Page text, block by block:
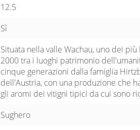
12.5
Sì
Situata nella valle Wachau, uno dei
2000 tra i luoghi patrimonio
cinque generazioni dalla famiglia
dell'Austria, con una produzione che
gli aromi dei vitigni tipici da cui sono
Sughero